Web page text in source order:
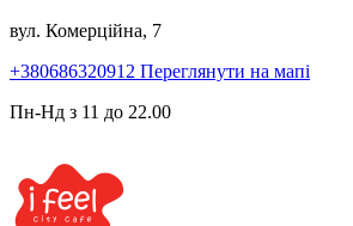
вул. Комерційна, 7
+380686320912 Переглянути на мапі
Пн-Нд з 11 до 22.00